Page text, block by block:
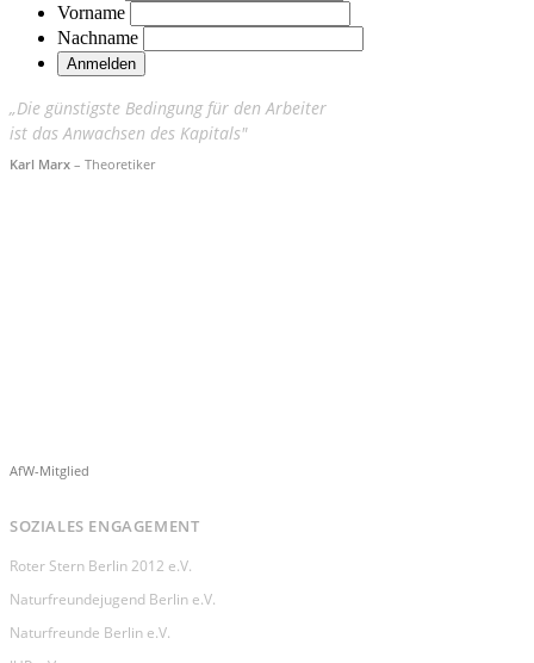
Vorname
Nachname
„Die günstigste Bedingung für den Arbeiter
ist das Anwachsen des Kapitals"
Karl Marx – Theoretiker
AfW-Mitglied
SOZIALES ENGAGEMENT
Roter Stern Berlin 2012 e.V.
Naturfreundejugend Berlin e.V.
Naturfreunde Berlin e.V.